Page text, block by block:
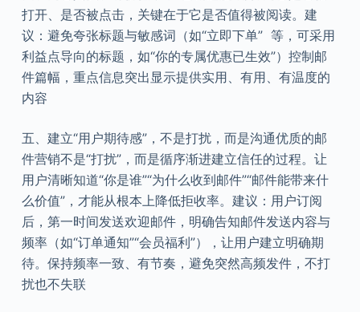
打开、是否被点击，关键在于它是否值得被阅读。建
议：避免夸张标题与敏感词（如“立即下单” 等，可采用
利益点导向的标题，如“你的专属优惠已生效”）控制邮
件篇幅，重点信息突出显示提供实用、有用、有温度的
内容
五、建立“用户期待感”，不是打扰，而是沟通优质的邮
件营销不是“打扰”，而是循序渐进建立信任的过程。让
用户清晰知道“你是谁”“为什么收到邮件”“邮件能带来什
么价值”，才能从根本上降低拒收率。建议：用户订阅
后，第一时间发送欢迎邮件，明确告知邮件发送内容与
频率（如“订单通知”“会员福利”），让用户建立明确期
待。保持频率一致、有节奏，避免突然高频发件，不打
扰也不失联